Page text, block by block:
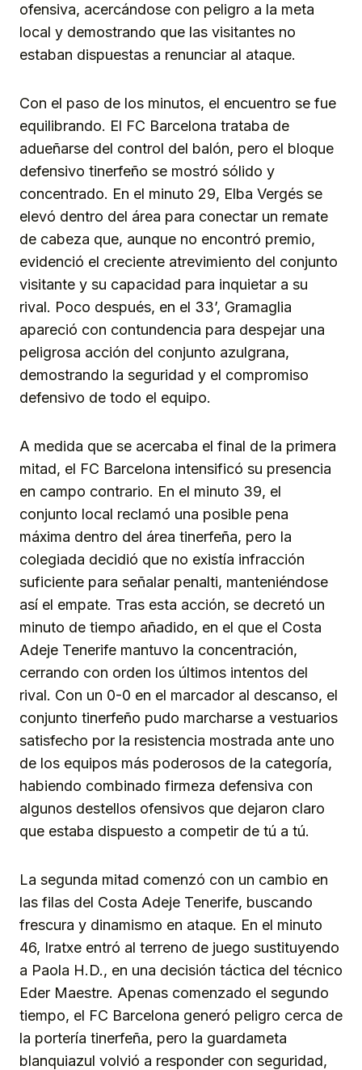
ofensiva, acercándose con peligro a la meta
local y demostrando que las visitantes no
estaban dispuestas a renunciar al ataque.
Con el paso de los minutos, el encuentro se fue
equilibrando. El FC Barcelona trataba de
adueñarse del control del balón, pero el bloque
defensivo tinerfeño se mostró sólido y
concentrado. En el minuto 29, Elba Vergés se
elevó dentro del área para conectar un remate
de cabeza que, aunque no encontró premio,
evidenció el creciente atrevimiento del conjunto
visitante y su capacidad para inquietar a su
rival. Poco después, en el 33’, Gramaglia
apareció con contundencia para despejar una
peligrosa acción del conjunto azulgrana,
demostrando la seguridad y el compromiso
defensivo de todo el equipo.
A medida que se acercaba el final de la primera
mitad, el FC Barcelona intensificó su presencia
en campo contrario. En el minuto 39, el
conjunto local reclamó una posible pena
máxima dentro del área tinerfeña, pero la
colegiada decidió que no existía infracción
suficiente para señalar penalti, manteniéndose
así el empate. Tras esta acción, se decretó un
minuto de tiempo añadido, en el que el Costa
Adeje Tenerife mantuvo la concentración,
cerrando con orden los últimos intentos del
rival. Con un 0-0 en el marcador al descanso, el
conjunto tinerfeño pudo marcharse a vestuarios
satisfecho por la resistencia mostrada ante uno
de los equipos más poderosos de la categoría,
habiendo combinado firmeza defensiva con
algunos destellos ofensivos que dejaron claro
que estaba dispuesto a competir de tú a tú.
La segunda mitad comenzó con un cambio en
las filas del Costa Adeje Tenerife, buscando
frescura y dinamismo en ataque. En el minuto
46, Iratxe entró al terreno de juego sustituyendo
a Paola H.D., en una decisión táctica del técnico
Eder Maestre. Apenas comenzado el segundo
tiempo, el FC Barcelona generó peligro cerca de
la portería tinerfeña, pero la guardameta
blanquiazul volvió a responder con seguridad,